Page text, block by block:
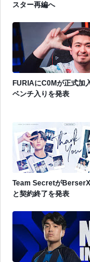
スター再編へ
FURIAにC0Mが正式加
ベンチ入りを発表
Team Secretが
と契約終了を発表